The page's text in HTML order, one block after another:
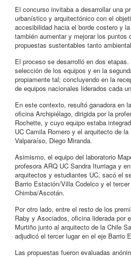
El concurso invitaba a desarrollar una
urbanístico y arquitectónico con el
accesibilidad hacia el borde costero y
también aumentar y mejorar los puntos
propuestas sustentables tanto
El proceso se desarrolló en dos
selección de los equipos y en la
propiamente tal; concluyendo en la
de equipos nacionales liderados cada
En este contexto, resultó ganadora en
oficina Archipiélago, dirigida por la
Rochette, y cuyo equipo estaba
UC Camila Romero y el arquitecto de
Valparaíso, Diego Miranda.
Asimismo, el equipo del laboratorio
profesora ARQ UC Sandra Iturriaga y
arquitectos y estudiantes UC, sacó el
Barrio Estación/Villa Codelco y el
Chimba/Ascotán.
Por otro lado, entre el resto de los
Raby y Asociados, oficina liderada por
Murtiño junto al arquitecto de la Chile
adjudicó el tercer lugar en el eje Barrio
Las propuestas fueron evaluadas